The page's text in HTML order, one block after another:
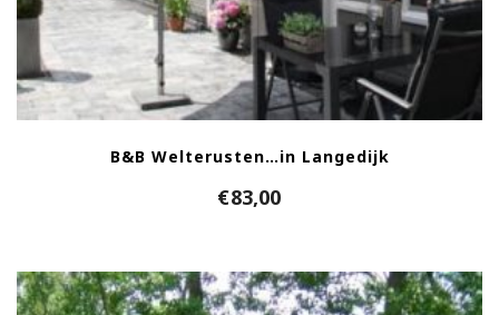
B&B Welterusten…in Langedijk
€83,00